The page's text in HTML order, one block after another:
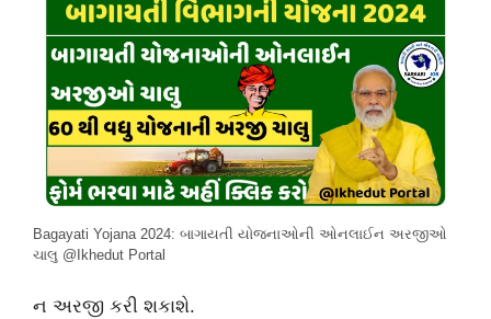
Bagayati Yojana 2024: બાગાયતી યોજનાઓની ઓનલાઈન અરજીઓ
ચાલુ @Ikhedut Portal
ન અરજી કરી શકાશે.